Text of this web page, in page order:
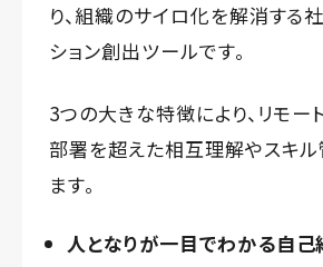
り、組織のサイロ化を解消する
ション創出ツールです。
3つの大きな特徴により、リモー
部署を超えた相互理解やスキ
ます。
人となりが一目でわかる自